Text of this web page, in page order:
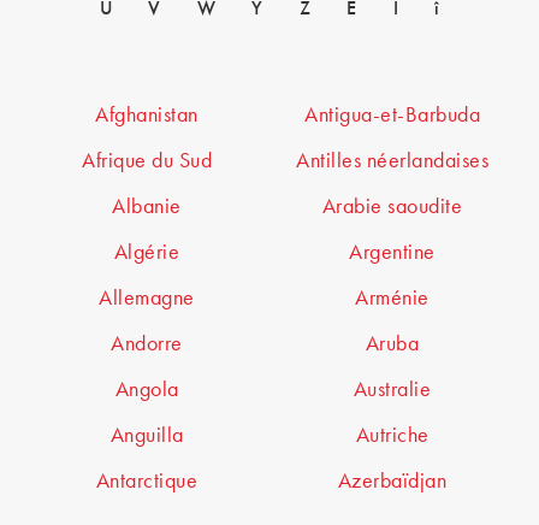
U V W Y Z É î
Afghanistan
Afrique du Sud
Albanie
Algérie
Allemagne
Andorre
Angola
Anguilla
Antarctique
Antigua-et-Barbuda
Antilles néerlandaises
Arabie saoudite
Argentine
Arménie
Aruba
Australie
Autriche
Azerbaïdjan